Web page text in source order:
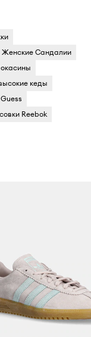
Женские Сандалии
кеды
Reebok